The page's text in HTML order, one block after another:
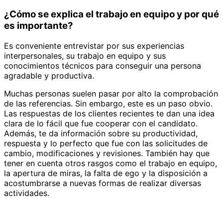
¿Cómo se explica el trabajo en equipo y por qué
es importante?
Es conveniente entrevistar por sus experiencias
interpersonales, su trabajo en equipo y sus
conocimientos técnicos para conseguir una persona
agradable y productiva.
Muchas personas suelen pasar por alto la comprobación
de las referencias. Sin embargo, este es un paso obvio.
Las respuestas de los clientes recientes te dan una idea
clara de lo fácil que fue cooperar con el candidato.
Además, te da información sobre su productividad,
respuesta y lo perfecto que fue con las solicitudes de
cambio, modificaciones y revisiones. También hay que
tener en cuenta otros rasgos como el trabajo en equipo,
la apertura de miras, la falta de ego y la disposición a
acostumbrarse a nuevas formas de realizar diversas
actividades.